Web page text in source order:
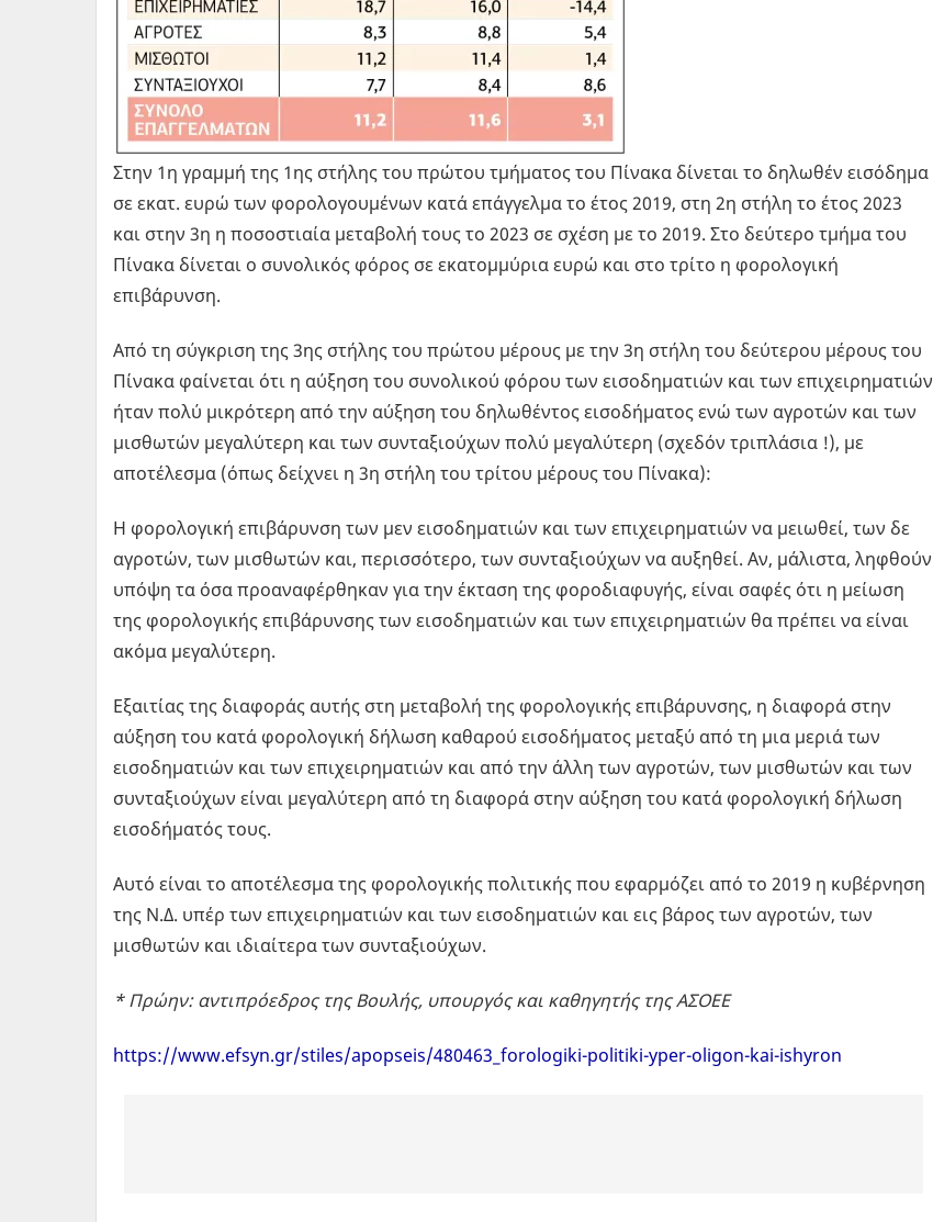
Στην 1η γραμμή της 1ης στήλης του πρώτου τμήματος του Πίνακα δίνεται το δηλωθέν εισόδημα
σε εκατ. ευρώ των φορολογουμένων κατά επάγγελμα το έτος 2019, στη 2η στήλη το έτος 2023
και στην 3η η ποσοστιαία μεταβολή τους το 2023 σε σχέση με το 2019. Στο δεύτερο τμήμα του
Πίνακα δίνεται ο συνολικός φόρος σε εκατομμύρια ευρώ και στο τρίτο η φορολογική
επιβάρυνση.
Από τη σύγκριση της 3ης στήλης του πρώτου μέρους με την 3η στήλη του δεύτερου μέρους του
Πίνακα φαίνεται ότι η αύξηση του συνολικού φόρου των εισοδηματιών και των επιχειρηματιών
ήταν πολύ μικρότερη από την αύξηση του δηλωθέντος εισοδήματος ενώ των αγροτών και των
μισθωτών μεγαλύτερη και των συνταξιούχων πολύ μεγαλύτερη (σχεδόν τριπλάσια !), με
αποτέλεσμα (όπως δείχνει η 3η στήλη του τρίτου μέρους του Πίνακα):
Η φορολογική επιβάρυνση των μεν εισοδηματιών και των επιχειρηματιών να μειωθεί, των δε
αγροτών, των μισθωτών και, περισσότερο, των συνταξιούχων να αυξηθεί. Αν, μάλιστα, ληφθούν
υπόψη τα όσα προαναφέρθηκαν για την έκταση της φοροδιαφυγής, είναι σαφές ότι η μείωση
της φορολογικής επιβάρυνσης των εισοδηματιών και των επιχειρηματιών θα πρέπει να είναι
ακόμα μεγαλύτερη.
Εξαιτίας της διαφοράς αυτής στη μεταβολή της φορολογικής επιβάρυνσης, η διαφορά στην
αύξηση του κατά φορολογική δήλωση καθαρού εισοδήματος μεταξύ από τη μια μεριά των
εισοδηματιών και των επιχειρηματιών και από την άλλη των αγροτών, των μισθωτών και των
συνταξιούχων είναι μεγαλύτερη από τη διαφορά στην αύξηση του κατά φορολογική δήλωση
εισοδήματός τους.
Αυτό είναι το αποτέλεσμα της φορολογικής πολιτικής που εφαρμόζει από το 2019 η κυβέρνηση
της Ν.Δ. υπέρ των επιχειρηματιών και των εισοδηματιών και εις βάρος των αγροτών, των
μισθωτών και ιδιαίτερα των συνταξιούχων.
* Πρώην: αντιπρόεδρος της Βουλής, υπουργός και καθηγητής της ΑΣΟΕΕ
https://www.efsyn.gr/stiles/apopseis/480463_forologiki-politiki-yper-oligon-kai-ishyron